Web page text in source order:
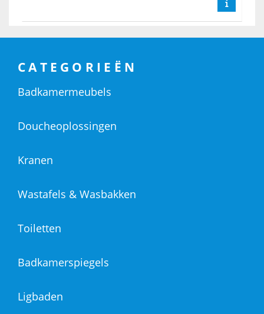
CATEGORIEËN
Badkamermeubels
Doucheoplossingen
Kranen
Wastafels & Wasbakken
Toiletten
Badkamerspiegels
Ligbaden